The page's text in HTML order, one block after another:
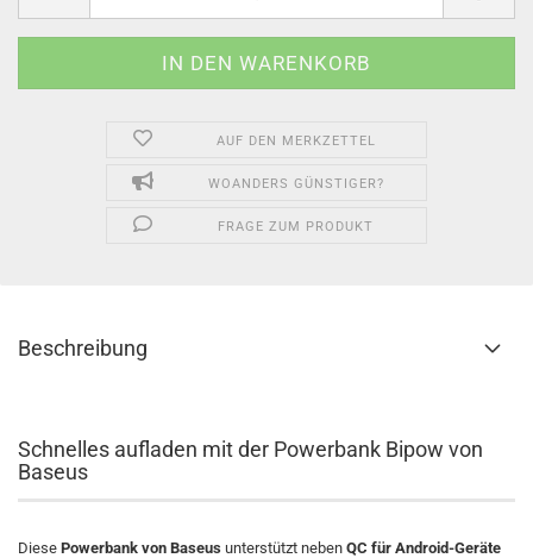
AUF DEN MERKZETTEL
WOANDERS GÜNSTIGER?
FRAGE ZUM PRODUKT
Beschreibung
Schnelles aufladen mit der Powerbank Bipow von
Baseus
Diese Powerbank von Baseus unterstützt neben QC für Android-Geräte